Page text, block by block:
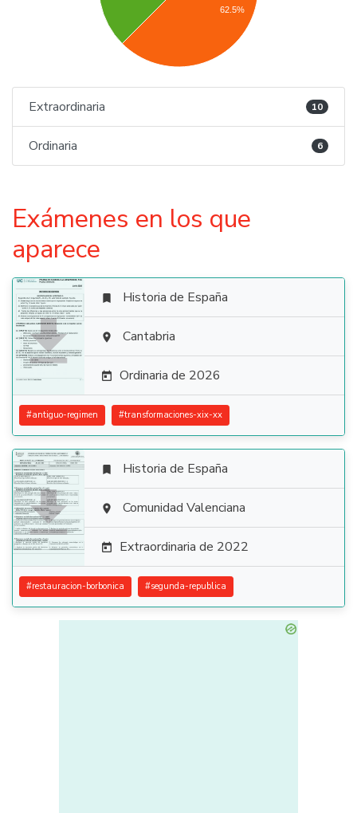
62.5%
Extraordinaria 10
Ordinaria 6
Exámenes en los que
aparece

 Historia de España
 Cantabria
 Ordinaria de 2026
#antiguo-regimen #transformaciones-xix-xx

 Historia de España
 Comunidad Valenciana
 Extraordinaria de 2022
#restauracion-borbonica #segunda-republica